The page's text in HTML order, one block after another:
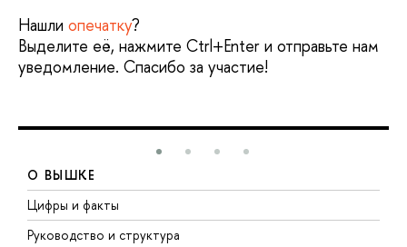
Нашли опечатку?
Выделите её, нажмите Ctrl+Enter и отправьте нам
уведомление. Спасибо за участие!
О ВЫШКЕ
Цифры и факты
Руководство и структура